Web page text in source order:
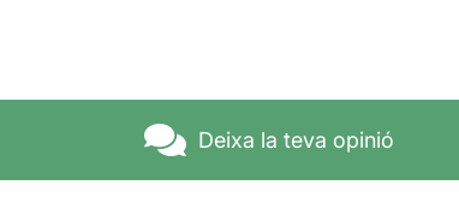
Deixa la teva opinió